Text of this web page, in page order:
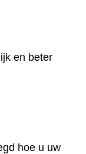
en beter
hoe u uw